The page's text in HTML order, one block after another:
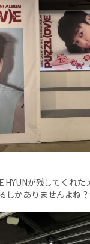
HYUNが残してくれ
しかありませんよね？